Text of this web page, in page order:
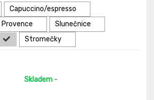
Capuccino/espresso
Provence
Slunečnice
Stromečky
Skladem -